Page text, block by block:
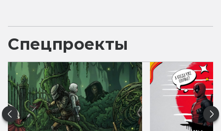
Спецпроекты